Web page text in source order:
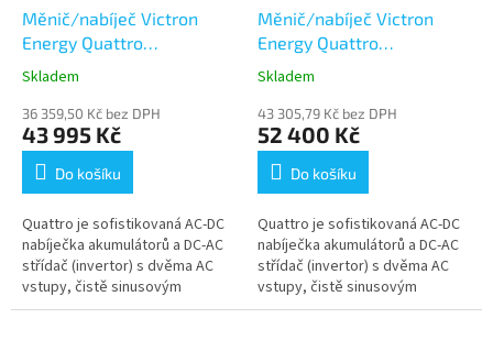
Měnič/nabíječ Victron
Energy Quattro
48V/5000VA/70A-
Skladem
36 359,50 Kč bez DPH
43 995 Kč
Do košíku
Quattro je sofistikovaná AC-DC
nabíječka akumulátorů a DC-AC
střídač (invertor) s dvěma AC
vstupy, čistě sinusovým
výstupním napětím a ultra
Měnič/nabíječ Victron
Energy Quattro
48V/8000VA/110A-
Skladem
43 305,79 Kč bez DPH
52 400 Kč
Do košíku
Quattro je sofistikovaná AC-DC
nabíječka akumulátorů a DC-AC
střídač (invertor) s dvěma AC
vstupy, čistě sinusovým
výstupním napětím a ultra